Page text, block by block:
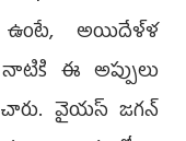
ఉంటే, అయిదేళ్ళ
ఈ అప్పులు
వైయస్ జగన్